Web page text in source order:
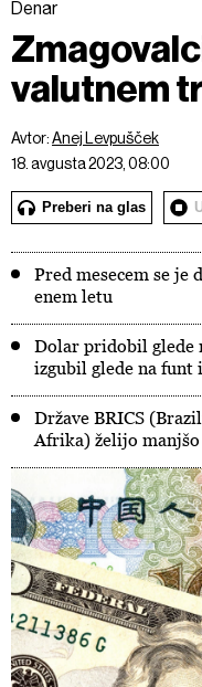
valutnem
18. avgusta 2023, 08:00
Pred mesecem se
enem letu
Dolar pridobil glede
izgubil glede na funt
Države BRICS
Afrika) želijo